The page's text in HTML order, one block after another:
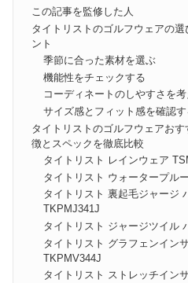
この記事を監修した人
タイトリストのゴルフウェアの
ント
季節に合った素材を選ぶ
機能性をチェックする
コーディネートのしやすさを
サイズ感とフィット感を確認す
タイトリストのゴルフウェアお
徴とスペックを徹底比較
タイトリスト レインウェア
タイトリスト ウォータープル
タイトリスト 裏起毛ジャージ
TKPMJ341J
タイトリスト ジャージツイル
タイトリスト グラフェンイン
TKPMV344J
タイトリスト ストレッチイン